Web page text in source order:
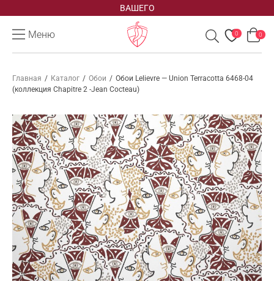
ВАШЕГО
Меню 0 0
Главная / Каталог / Обои / Обои Lelievre — Union Terracotta 6468-04
(коллекция Chapitre 2 -Jean Cocteau)